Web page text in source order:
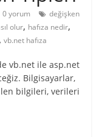
0 yorum
değişken
olur, hafıza nedir,
,vb.net hafıza
vb.net ile asp.net
Bilgisayarlar,
bilgileri, verileri